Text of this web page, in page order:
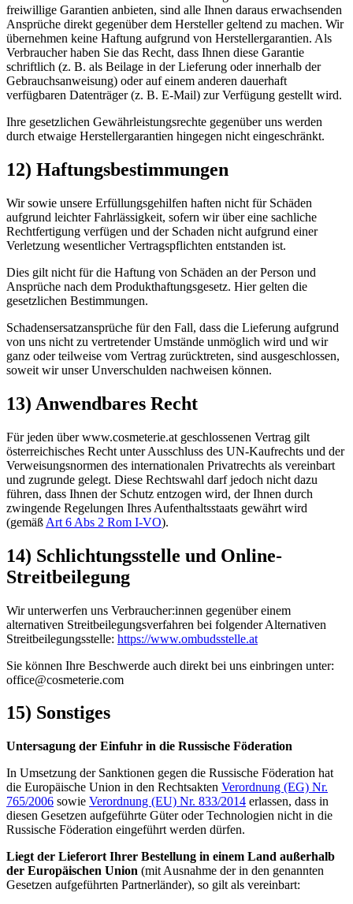
freiwillige Garantien anbieten, sind alle Ihnen daraus erwachsenden
Ansprüche direkt gegenüber dem Hersteller geltend zu machen. Wir
übernehmen keine Haftung aufgrund von Herstellergarantien. Als
Verbraucher haben Sie das Recht, dass Ihnen diese Garantie
schriftlich (z. B. als Beilage in der Lieferung oder innerhalb der
Gebrauchsanweisung) oder auf einem anderen dauerhaft
verfügbaren Datenträger (z. B. E-Mail) zur Verfügung gestellt wird.
Ihre gesetzlichen Gewährleistungsrechte gegenüber uns werden
durch etwaige Herstellergarantien hingegen nicht eingeschränkt.
12) Haftungsbestimmungen
Wir sowie unsere Erfüllungsgehilfen haften nicht für Schäden
aufgrund leichter Fahrlässigkeit, sofern wir über eine sachliche
Rechtfertigung verfügen und der Schaden nicht aufgrund einer
Verletzung wesentlicher Vertragspflichten entstanden ist.
Dies gilt nicht für die Haftung von Schäden an der Person und
Ansprüche nach dem Produkthaftungsgesetz. Hier gelten die
gesetzlichen Bestimmungen.
Schadensersatzansprüche für den Fall, dass die Lieferung aufgrund
von uns nicht zu vertretender Umstände unmöglich wird und wir
ganz oder teilweise vom Vertrag zurücktreten, sind ausgeschlossen,
soweit wir unser Unverschulden nachweisen können.
13) Anwendbares Recht
Für jeden über www.cosmeterie.at geschlossenen Vertrag gilt
österreichisches Recht unter Ausschluss des UN-Kaufrechts und der
Verweisungsnormen des internationalen Privatrechts als vereinbart
und zugrunde gelegt. Diese Rechtswahl darf jedoch nicht dazu
führen, dass Ihnen der Schutz entzogen wird, der Ihnen durch
zwingende Regelungen Ihres Aufenthaltsstaats gewährt wird
(gemäß Art 6 Abs 2 Rom I-VO).
14) Schlichtungsstelle und Online-
Streitbeilegung
Wir unterwerfen uns Verbraucher:innen gegenüber einem
alternativen Streitbeilegungsverfahren bei folgender Alternativen
Streitbeilegungsstelle: https://www.ombudsstelle.at
Sie können Ihre Beschwerde auch direkt bei uns einbringen unter:
office@cosmeterie.com
15) Sonstiges
Untersagung der Einfuhr in die Russische Föderation
In Umsetzung der Sanktionen gegen die Russische Föderation hat
die Europäische Union in den Rechtsakten Verordnung (EG) Nr.
765/2006 sowie Verordnung (EU) Nr. 833/2014 erlassen, dass in
diesen Gesetzen aufgeführte Güter oder Technologien nicht in die
Russische Föderation eingeführt werden dürfen.
Liegt der Lieferort Ihrer Bestellung in einem Land außerhalb
der Europäischen Union (mit Ausnahme der in den genannten
Gesetzen aufgeführten Partnerländer), so gilt als vereinbart: